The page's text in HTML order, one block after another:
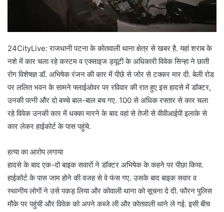
24CityLive: राजधानी पटना के कोतवाली थाना क्षेत्र से खबर है. यहां शराब के
नशे में कार चला रहे कस्टम व एक्साइज ड्यूटी के अधिकारी विवेक सिन्हा ने छाती
रोग विशेषज्ञ डॉ. अभिषेक रंजन की कार में पीछे से जोर से टक्कर मार दी. बेली रोड
पर ललित भवन के सामने फ्लाईओवर पर रविवार की रात हुए इस हादसे में डॉक्टर,
उनकी पत्नी और दो बच्चे बाल-बाल बच गए. 100 से अधिक रफ्तार से कार चला
रहे विवेक उनकी कार में धक्का मारने के बाद वहां से तेजी से वीवीआईपी इलाके से
कार लेकर हाईकोर्ट के पास पहुंचे.
हत्या का आरोप लगाया
हादसे के बाद एक-दो बाइक सवारों ने डॉक्टर अभिषेक के कहने पर पीछा किया.
हाईकोर्ट के पास जाम होने की वजह से वे फंस गए. उसके बाद बाइक सवार व
स्थानीय लोगों ने उसे पकड़ लिया और कोवाली थाना को सूचना दे दी. फौरन पुलिस
मौके पर पहुंची और विवेक को अपने कब्जे ली और कोतवाली थाने ले गई. इसी बीच